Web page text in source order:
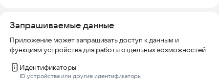
Запрашиваемые данные
Приложение может запрашивать доступ к данным и
функциям устройства для работы отдельных возможностей
Идентификаторы
ID устройства или другие идентификаторы